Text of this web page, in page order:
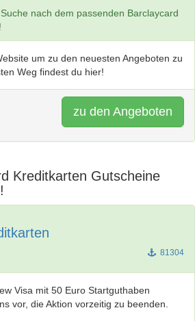
nach dem passenden Barclaycard
um zu den neuesten Angeboten zu
Weg findest du hier!
zu den Angeboten
Kreditkarten Gutscheine
81304
Visa mit 50 Euro Startguthaben
vor, die Aktion vorzeitig zu beenden.